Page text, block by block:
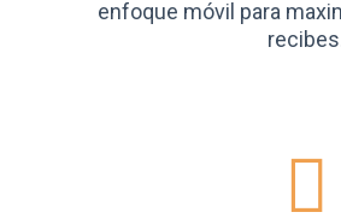
enfoque móvil para